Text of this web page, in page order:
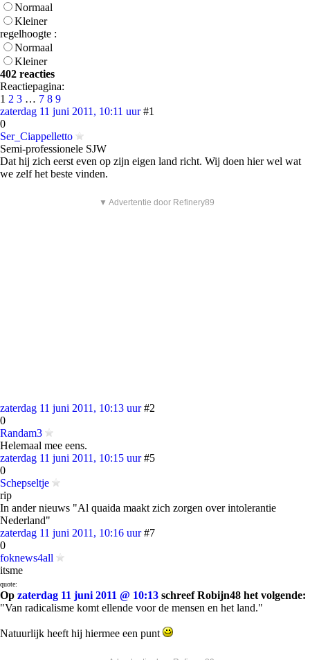
Normaal
Kleiner
regelhoogte :
Normaal
Kleiner
402 reacties
Reactiepagina:
1 2 3 … 7 8 9
zaterdag 11 juni 2011, 10:11 uur #1
0
Ser_Ciappelletto
Semi-professionele SJW
Dat hij zich eerst even op zijn eigen land richt. Wij doen hier wel wat
we zelf het beste vinden.
▼ Advertentie door Refinery89
zaterdag 11 juni 2011, 10:13 uur #2
0
Randam3
Helemaal mee eens.
zaterdag 11 juni 2011, 10:15 uur #5
0
Schepseltje
rip
In ander nieuws "Al quaida maakt zich zorgen over intolerantie
Nederland"
zaterdag 11 juni 2011, 10:16 uur #7
0
foknews4all
itsme
quote:
Op zaterdag 11 juni 2011 @ 10:13 schreef Robijn48 het volgende:
"Van radicalisme komt ellende voor de mensen en het land."
Natuurlijk heeft hij hiermee een punt